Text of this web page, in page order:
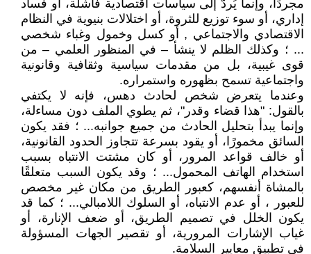
مجردًا، وإنما يُردّ إلى سياسات اقتصادية فاشلة، أو فساد
إداري، أو سوء توزيع للثروة، أو اختلالات بنيوية في النظام
الاقتصادي والاجتماعي , أو كسل وخمول وغباء شخصي
... ؛ وكذلك الظلم لا ينشأ – في المنظور العلمي – من
قوى غيبية، بل من مقدمات سياسية وثقافية وقانونية
واجتماعية تسمح بظهوره واستمراره.
وعندما يتعرض شخص لحادث دهس، فإنه لا يكتفي
بالقول: "هذا قضاء وقدر"، ثم يطوي الملف دون مساءلة،
وإنما يبدأ بتحليل الحادث من جميع جوانبه... ؛ فقد يكون
السائق مخمورًا، أو يقود بسرعة تتجاوز الحدود القانونية،
أو خالف قواعد المرور، أو كان مشتت الانتباه بسبب
استخدام الهاتف المحمول... ؛ وقد يكون السبب متعلقًا
بالمشاة أنفسهم، كعبور الطريق من مكان غير مخصص
للعبور ، أو عدم الانتباه، أو السلوك اللامبالي... ؛ كما قد
يكون الخلل في تصميم الطريق، أو ضعف الإنارة، أو
غياب الإشارات المرورية، أو تقصير الجهات المسؤولة
في تطبيق معايير السلامة.